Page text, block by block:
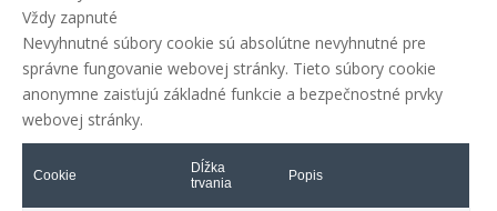
Vždy zapnuté
Nevyhnutné súbory cookie sú absolútne nevyhnutné pre
správne fungovanie webovej stránky. Tieto súbory cookie
anonymne zaisťujú základné funkcie a bezpečnostné prvky
webovej stránky.
Cookie
Dĺžka
trvania
Popis